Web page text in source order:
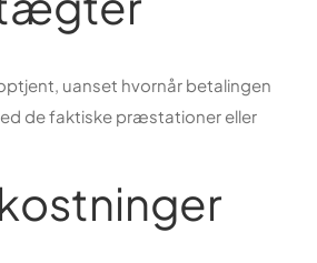
uanset hvornår betalingen
de faktiske præstationer eller